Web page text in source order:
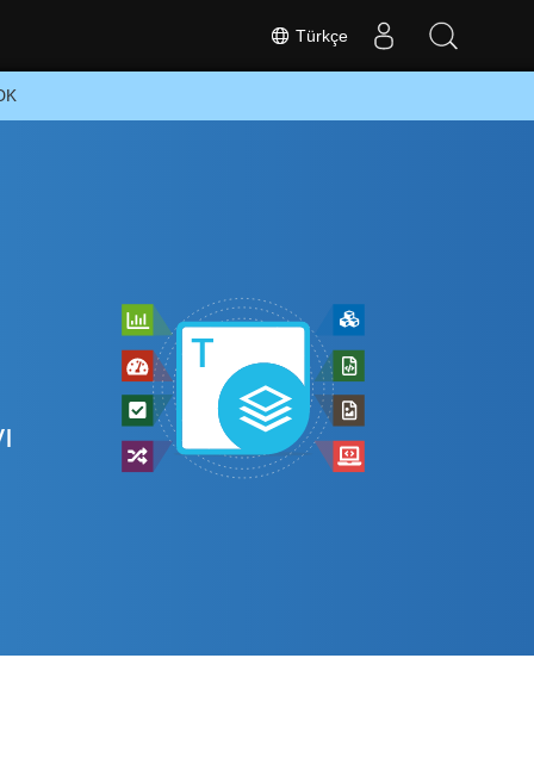
Türkçe